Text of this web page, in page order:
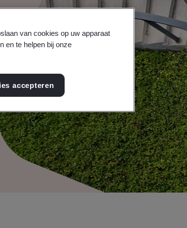
van cookies op uw apparaat
en te helpen bij onze
accepteren